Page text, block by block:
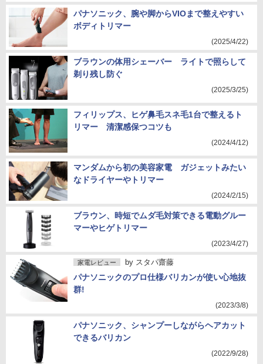
パナソニック、腕や脚からVIOまで整えやすい
ボディトリマー
(2025/4/22)
ブラウンの体用シェーバー ライトで照らして
剃り残し防ぐ
(2025/3/25)
フィリップス、ヒゲ鼻毛スネ毛1台で整えるト
リマー 清潔感保つコツも
(2024/4/12)
マンダムから初の美容家電 ガジェットみたい
なドライヤーやトリマー
(2024/2/15)
ブラウン、時短でムダ毛対策できる電動グルー
マーやヒゲトリマー
(2023/4/27)
家電レビュー by スタパ齋藤
パナソニックのプロ仕様バリカンが使い心地抜
群!
(2023/3/8)
パナソニック、シャンプーしながらヘアカット
できるバリカン
(2022/9/28)